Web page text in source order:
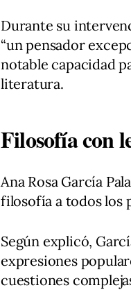
Durante su
“un pensador
notable capacidad
literatura.
Filosofía con
Ana Rosa García
filosofía a todos los
Según explicó,
expresiones
cuestiones